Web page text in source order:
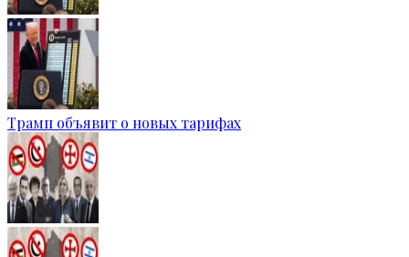
Трамп объявит о новых тарифах